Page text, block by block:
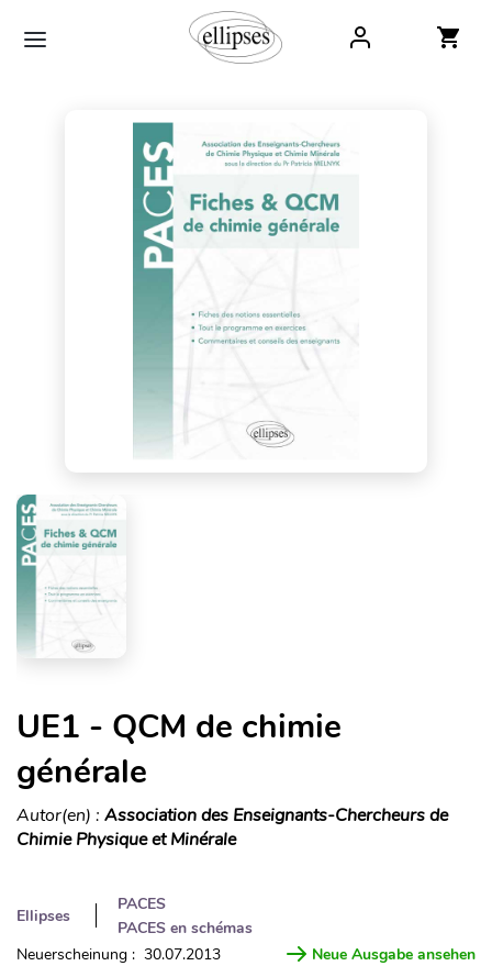
UE1 - QCM de chimie
générale
Autor(en) : Association des Enseignants-Chercheurs de
Chimie Physique et Minérale
Ellipses
PACES
PACES en schémas
Neuerscheinung : 30.07.2013
Neue Ausgabe ansehen